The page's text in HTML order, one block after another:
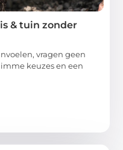
& tuin zonder
vragen geen
keuzes en een